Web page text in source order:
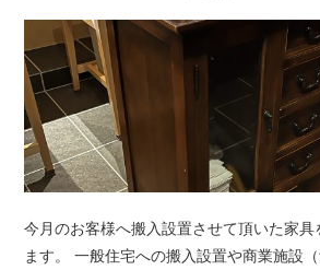
プライベート
お客様宅（事例）
インテリアの知恵袋
店長業務
今月のお客様へ搬入設置させて頂いた家具
ます。 一般住宅への搬入設置や商業施設